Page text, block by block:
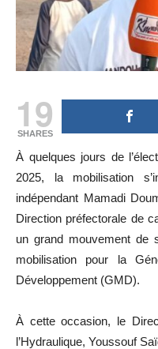
19
SHARES
À quelques jours de
2025, la mobilisation
indépendant Mamadi
Direction préfectorale de
un grand mouvement de
mobilisation pour la
Développement (GMD).
À cette occasion, le
l’Hydraulique, Youssouf